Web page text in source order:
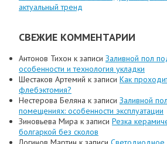
актуальный тренд
СВЕЖИЕ КОММЕНТАРИИ
Антонов Тихон к записи Заливной пол
особенности и технология укладки
Шестаков Артемий к записи Как
флебэктомия?
Нестерова Беляна к записи Заливной
помещениях: особенности эксплуатации
Зиновьева Мира к записи Резка
болгаркой без сколов